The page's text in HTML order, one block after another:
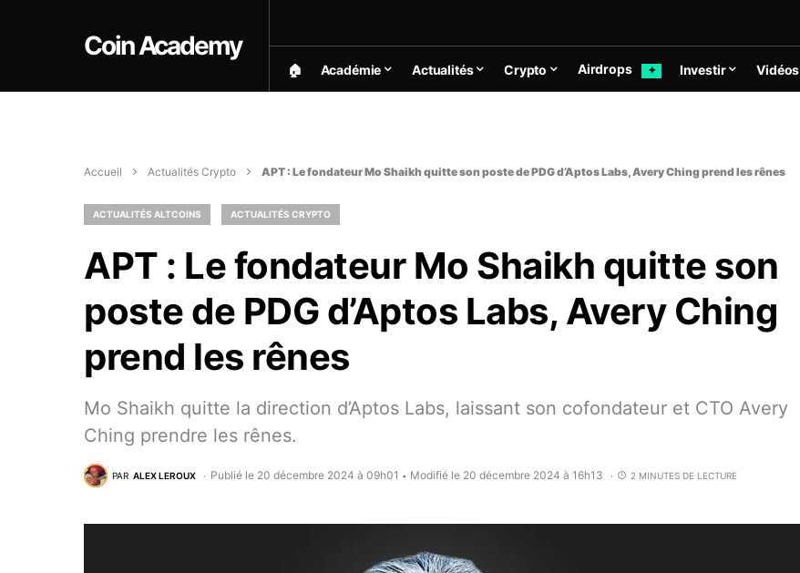
Coin Academy
🏠︎ Académie Actualités Crypto Airdrops ✦ Investir Vidéos
Accueil Actualités Crypto APT : Le fondateur Mo Shaikh quitte son poste de PDG d’Aptos Labs, Avery Ching prend les rênes
ACTUALITÉS ALTCOINS ACTUALITÉS CRYPTO
APT : Le fondateur Mo Shaikh quitte son
poste de PDG d’Aptos Labs, Avery Ching
prend les rênes
Mo Shaikh quitte la direction d’Aptos Labs, laissant son cofondateur et CTO Avery
Ching prendre les rênes.
PAR ALEX LEROUX Publié le 20 décembre 2024 à 09h01 • Modifié le 20 décembre 2024 à 16h13 2 MINUTES DE LECTURE